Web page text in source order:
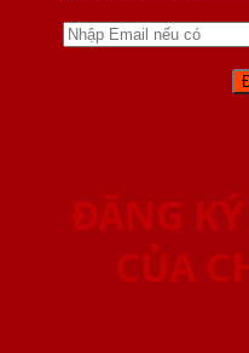
ĐĂNG
CỦA